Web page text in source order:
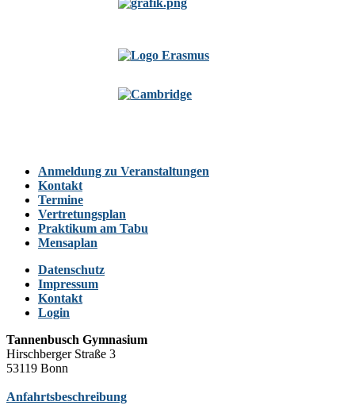
Anmeldung zu Veranstaltungen
Kontakt
Termine
Vertretungsplan
Praktikum am Tabu
Mensaplan
Datenschutz
Impressum
Kontakt
Login
Tannenbusch Gymnasium
Hirschberger Straße 3
53119 Bonn
Anfahrtsbeschreibung